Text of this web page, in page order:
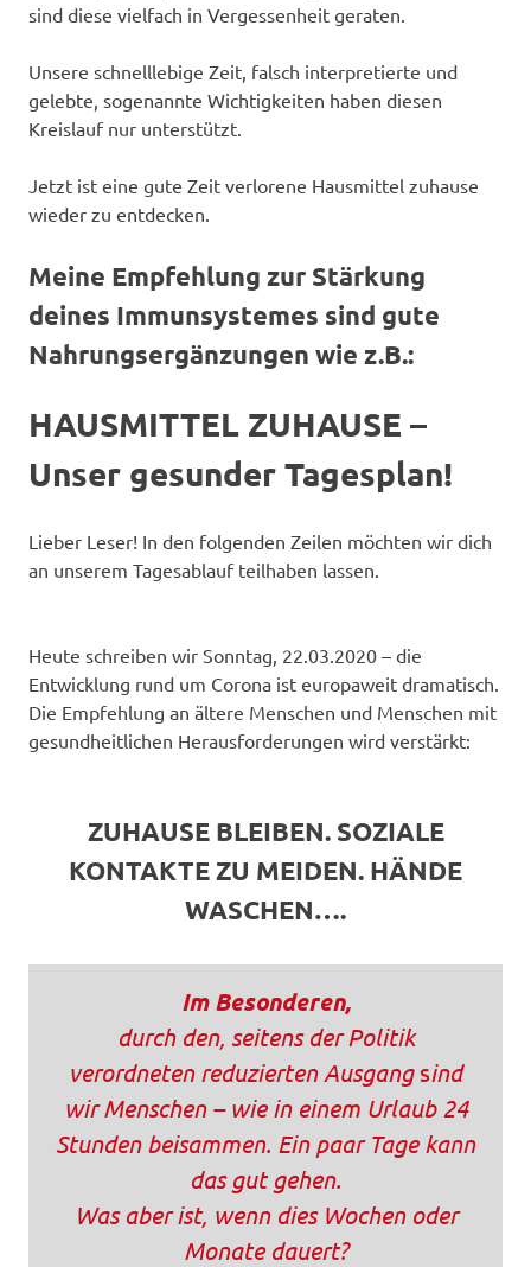
sind diese vielfach in Vergessenheit geraten.
Unsere schnelllebige Zeit, falsch interpretierte und
gelebte, sogenannte Wichtigkeiten haben diesen
Kreislauf nur unterstützt.
Jetzt ist eine gute Zeit verlorene Hausmittel zuhause
wieder zu entdecken.
Meine Empfehlung zur Stärkung
deines Immunsystemes sind gute
Nahrungsergänzungen wie z.B.:
HAUSMITTEL ZUHAUSE –
Unser gesunder Tagesplan!
Lieber Leser! In den folgenden Zeilen möchten wir dich
an unserem Tagesablauf teilhaben lassen.
Heute schreiben wir Sonntag, 22.03.2020 – die
Entwicklung rund um Corona ist europaweit dramatisch.
Die Empfehlung an ältere Menschen und Menschen mit
gesundheitlichen Herausforderungen wird verstärkt:
ZUHAUSE BLEIBEN. SOZIALE
KONTAKTE ZU MEIDEN. HÄNDE
WASCHEN….
Im Besonderen,
durch den, seitens der Politik
verordneten reduzierten Ausgang sind
wir Menschen – wie in einem Urlaub 24
Stunden beisammen. Ein paar Tage kann
das gut gehen.
Was aber ist, wenn dies Wochen oder
Monate dauert?